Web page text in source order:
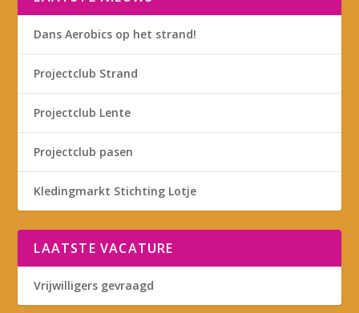
Dans Aerobics op het strand!
Projectclub Strand
Projectclub Lente
Projectclub pasen
Kledingmarkt Stichting Lotje
LAATSTE VACATURE
Vrijwilligers gevraagd